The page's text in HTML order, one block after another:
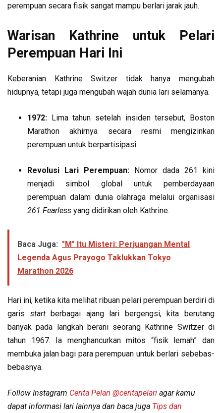
perempuan secara fisik sangat mampu berlari jarak jauh.
Warisan Kathrine untuk Pelari
Perempuan Hari Ini
Keberanian Kathrine Switzer tidak hanya mengubah
hidupnya, tetapi juga mengubah wajah dunia lari selamanya.
1972: Lima tahun setelah insiden tersebut, Boston
Marathon akhirnya secara resmi mengizinkan
perempuan untuk berpartisipasi.
Revolusi Lari Perempuan: Nomor dada 261 kini
menjadi simbol global untuk pemberdayaan
perempuan dalam dunia olahraga melalui organisasi
261 Fearless yang didirikan oleh Kathrine.
Baca Juga: "M" Itu Misteri: Perjuangan Mental
Legenda Agus Prayogo Taklukkan Tokyo
Marathon 2026
Hari ini, ketika kita melihat ribuan pelari perempuan berdiri di
garis startberbagai ajang lari bergengsi, kita berutang
banyak pada langkah berani seorang Kathrine Switzer di
tahun 1967. Ia menghancurkan mitos “fisik lemah” dan
membuka jalan bagi para perempuan untuk berlari sebebas-
bebasnya.
Follow Instagram Cerita Pelari @ceritapelari agar kamu
dapat informasi lari lainnya dan baca juga Tips dan